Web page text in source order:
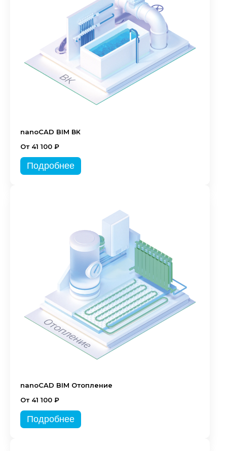
nanoCAD BIM ВК
От 41 100 ₽
Подробнее
nanoCAD BIM Отопление
От 41 100 ₽
Подробнее